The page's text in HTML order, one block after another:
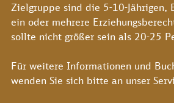
Zielgruppe sind die 5-10-Jährigen,
ein oder mehrere
sollte nicht größer sein als 20-25
Für weitere Informationen und
wenden Sie sich bitte an unser